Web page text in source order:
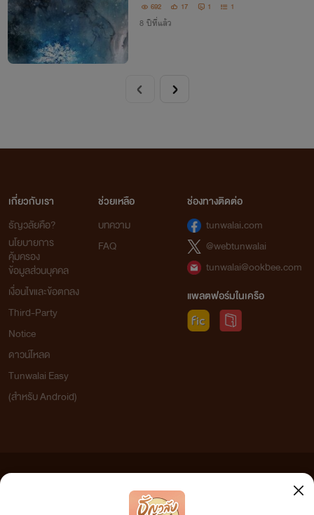
692 17 1 1
8 ปีที่แล้ว
เกี่ยวกับเรา
ธัญวลัยคือ?
นโยบายการ
คุ้มครอง
ข้อมูลส่วนบุคคล
เงื่อนไขและข้อตกลง
Third-Party
Notice
ดาวน์โหลด
Tunwalai Easy
(สำหรับ Android)
ช่วยเหลือ
บทความ
FAQ
ช่องทางติดต่อ
tunwalai.com
@webtunwalai
tunwalai@ookbee.com
แพลตฟอร์มในเครือ
เว็บไซต์แห่งนี้ไม่ได้เห็นด้วยและไม่ขอรับผิดชอบต่อข้อความใดๆ ทั้งสิ้น ดังนั้นผู้อ่านทุกท่านโปรดใช้
วิจารณญาณในการกลั่นกรองด้วยตนเอง และหากท่านพบข้อความใดๆ ที่ขัดต่อกฎหมายและศีลธรรม